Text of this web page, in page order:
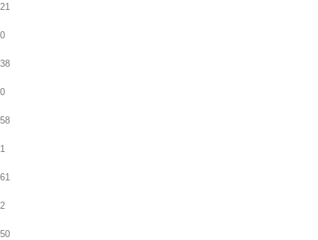
21
0
38
0
58
1
61
2
50